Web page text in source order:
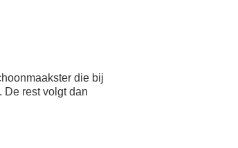
die bij
De rest volgt dan